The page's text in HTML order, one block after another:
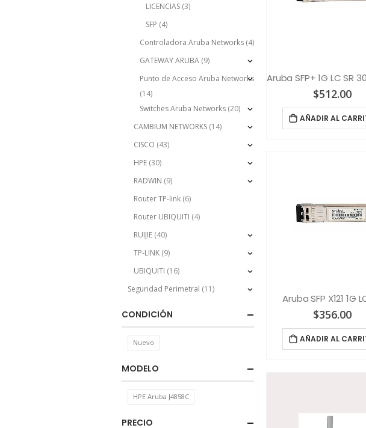
$512.00
AÑADIR AL
Aruba SFP X121 1G
$356.00
AÑADIR AL
LICENCIAS (3)
SFP (4)
Controladora Aruba Networks (4)
GATEWAY ARUBA (9)
Punto de Acceso Aruba Networks
(14)
Switches Aruba Networks (20)
CAMBIUM NETWORKS (14)
CISCO (43)
HPE (30)
RADWIN (9)
Router TP-link (6)
Router UBIQUITI (4)
RUIJIE (40)
TP-LINK (9)
UBIQUITI (16)
Seguridad Perimetral (11)
CONDICIÓN
Nuevo
MODELO
HPE Aruba J4858C
PRECIO